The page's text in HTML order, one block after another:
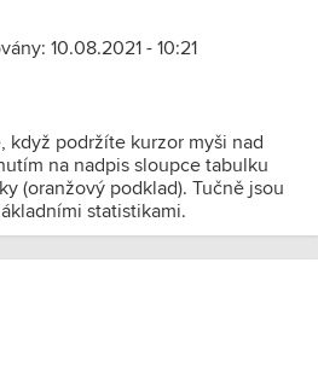
10.08.2021 - 10:21
když podržíte kurzor myši nad
na nadpis sloupce tabulku
(oranžový podklad). Tučně jsou
statistikami.